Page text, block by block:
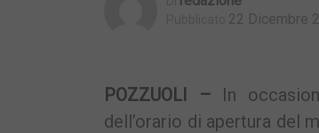
22 Dicembre
POZZUOLI – In
dell’orario di apertura del